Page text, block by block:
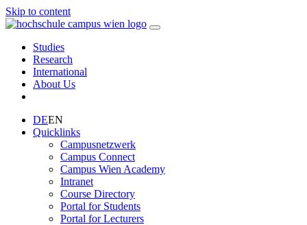
Skip to content
Studies
Research
International
About Us
DEEN
Quicklinks
Campusnetzwerk
Campus Connect
Campus Wien Academy
Intranet
Course Directory
Portal for Students
Portal for Lecturers